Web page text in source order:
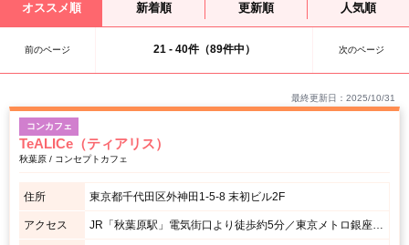
オススメ順 新着順 更新順 人気順
前のページ 21 - 40件（89件中） 次のページ
最終更新日：2025/10/31
コンカフェ
TeALICe（ティアリス）
秋葉原 / コンセプトカフェ
住所 東京都千代田区外神田1-5-8 末初ビル2F
アクセス JR「秋葉原駅」電気街口より徒歩約5分／東京メトロ銀座線「末広町駅」からも徒歩圏内。